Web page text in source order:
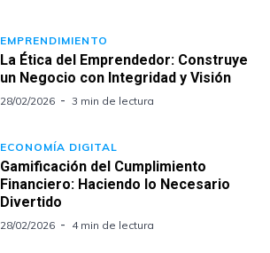
EMPRENDIMIENTO
La Ética del Emprendedor: Construye
un Negocio con Integridad y Visión
28/02/2026 3 min de lectura
ECONOMÍA DIGITAL
Gamificación del Cumplimiento
Financiero: Haciendo lo Necesario
Divertido
28/02/2026 4 min de lectura